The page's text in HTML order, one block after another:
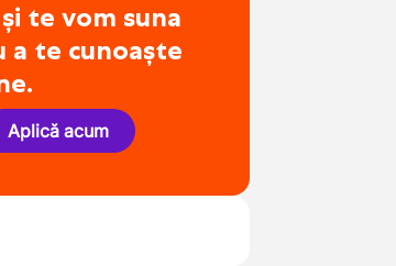
te vom suna
a te cunoaște
Aplică acum